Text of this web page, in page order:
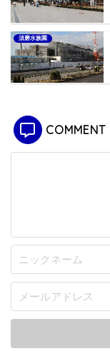
須磨水族園
COMMENT